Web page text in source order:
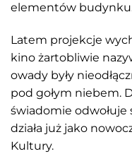
elementów
Latem projekcje
kino żartobliwie
owady były
pod gołym niebem.
świadomie odwołuje
działa już jako
Kultury.